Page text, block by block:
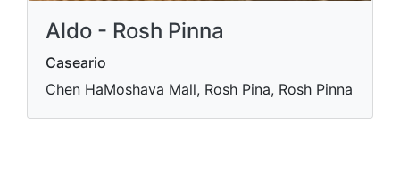
Aldo - Rosh Pinna
Caseario
Chen HaMoshava Mall, Rosh Pina, Rosh Pinna